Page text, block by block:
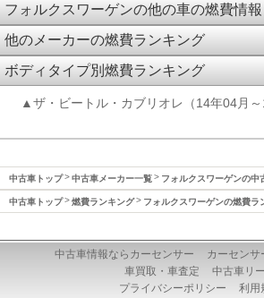
フォルクスワーゲンの他の車の燃費情報
他のメーカーの燃費ランキング
ボディタイプ別燃費ランキング
▲ザ・ビートル・カブリオレ（14年04月
中古車トップ 中古車メーカー一覧 フォルクスワーゲンの中
中古車トップ 燃費ランキング フォルクスワーゲンの燃費ラ
中古車情報ならカーセンサー
カーセンサ
車買取・車査定
中古車リ
プライバシーポリシー
利用